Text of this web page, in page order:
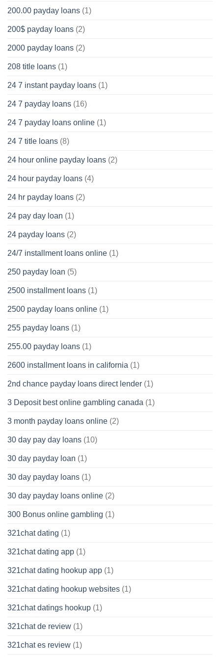
200.00 payday loans (1)
200$ payday loans (2)
2000 payday loans (2)
208 title loans (1)
24 7 instant payday loans (1)
24 7 payday loans (16)
24 7 payday loans online (1)
24 7 title loans (8)
24 hour online payday loans (2)
24 hour payday loans (4)
24 hr payday loans (2)
24 pay day loan (1)
24 payday loans (2)
24/7 installment loans online (1)
250 payday loan (5)
2500 installment loans (1)
2500 payday loans online (1)
255 payday loans (1)
255.00 payday loans (1)
2600 installment loans in california (1)
2nd chance payday loans direct lender (1)
3 Deposit best online gambling canada (1)
3 month payday loans online (2)
30 day pay day loans (10)
30 day payday loan (1)
30 day payday loans (1)
30 day payday loans online (2)
300 Bonus online gambling (1)
321chat dating (1)
321chat dating app (1)
321chat dating hookup app (1)
321chat dating hookup websites (1)
321chat datings hookup (1)
321chat de review (1)
321chat es review (1)